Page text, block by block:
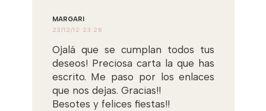
MARGARI
23/12/12 23:28
Ojalá que se cumplan todos tus
deseos! Preciosa carta la que has
escrito. Me paso por los enlaces
que nos dejas. Gracias!!
Besotes y felices fiestas!!